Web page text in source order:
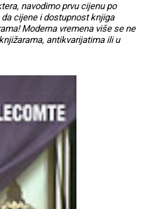
navodimo prvu cijenu po
cijene i dostupnost knjiga
Moderna vremena više se ne
antikvarijatima ili u